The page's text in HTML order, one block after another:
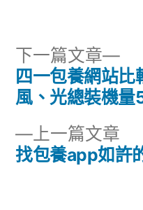
文
導
上一篇文章
一
找包養app如許
下一篇文章
下
一
篇
四一包養網站
風、光總裝機量